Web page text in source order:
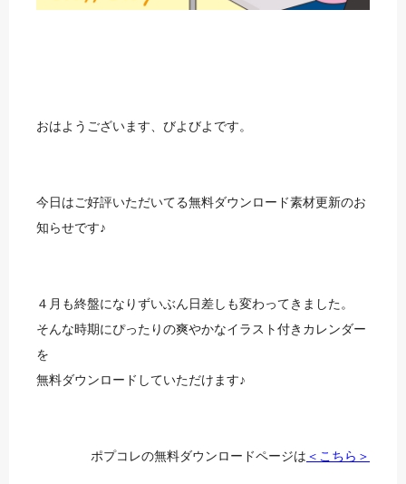
おはようございます、びよびよです。
今日はご好評いただいてる無料ダウンロード素材更新のお
知らせです♪
４月も終盤になりずいぶん日差しも変わってきました。
そんな時期にぴったりの爽やかなイラスト付きカレンダー
を
無料ダウンロードしていただけます♪
ポプコレの無料ダウンロードページは ＜こちら＞